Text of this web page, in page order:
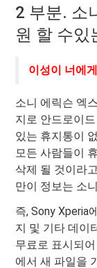
2 부분. 소
원 할 수있
이성이 너에
소니 에릭슨 엑
지로 안드로이
있는 휴지통이
모든 사람들이
삭제 될 것이라
만이 정보는 소
즉, Sony Xperia
지 및 기타 데이
무료로 표시되
에서 새 파일을